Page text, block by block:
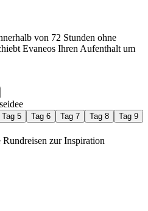
von 72 Stunden ohne
Evaneos Ihren Aufenthalt um
Tag 5 Tag 6 Tag 7 Tag 8
Tag 9
zur Inspiration